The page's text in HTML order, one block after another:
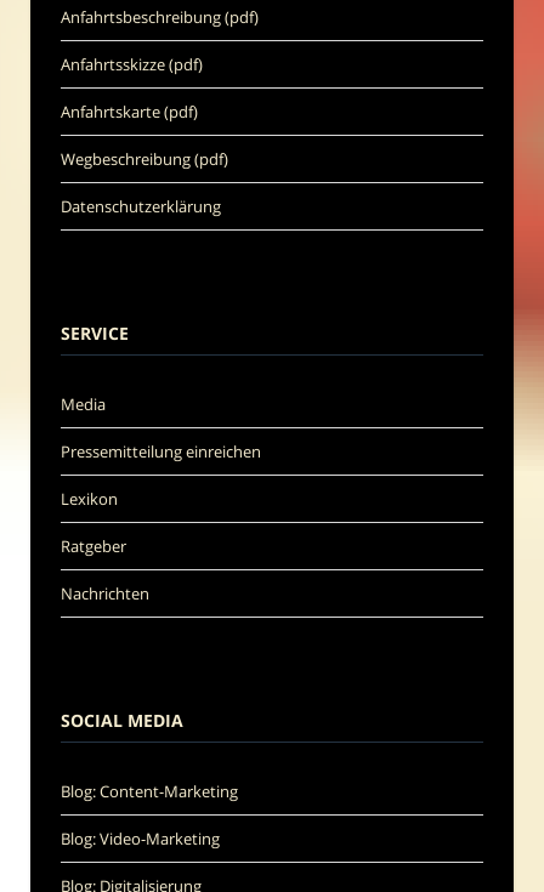
Anfahrtsbeschreibung (pdf)
Anfahrtsskizze (pdf)
Anfahrtskarte (pdf)
Wegbeschreibung (pdf)
Datenschutzerklärung
SERVICE
Media
Pressemitteilung einreichen
Lexikon
Ratgeber
Nachrichten
SOCIAL MEDIA
Blog: Content-Marketing
Blog: Video-Marketing
Blog: Digitalisierung